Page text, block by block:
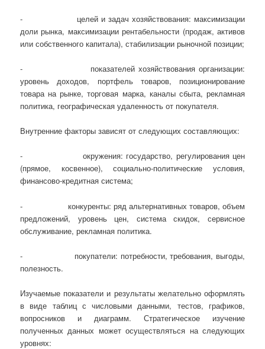
- целей и задач хозяйствования: максимизации
доли рынка, максимизации рентабельности (продаж, активов
или собственного капитала), стабилизации рыночной позиции;
- показателей хозяйствования организации:
уровень доходов, портфель товаров, позиционирование
товара на рынке, торговая марка, каналы сбыта, рекламная
политика, географическая удаленность от покупателя.
Внутренние факторы зависят от следующих составляющих:
- окружения: государство, регулирования цен
(прямое, косвенное), социально-политические условия,
финансово-кредитная система;
- конкуренты: ряд альтернативных товаров, объем
предложений, уровень цен, система скидок, сервисное
обслуживание, рекламная политика.
- покупатели: потребности, требования, выгоды,
полезность.
Изучаемые показатели и результаты желательно оформлять
в виде таблиц с числовыми данными, тестов, графиков,
вопросников и диаграмм. Стратегическое изучение
полученных данных может осуществляться на следующих
уровнях: